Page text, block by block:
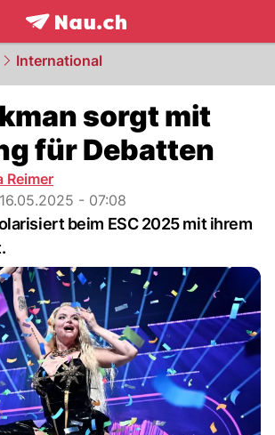
frontpage.NAU.ch
International
sorgt mit
für Debatten
Reimer
16.05.2025 - 07:08
beim ESC 2025 mit ihrem